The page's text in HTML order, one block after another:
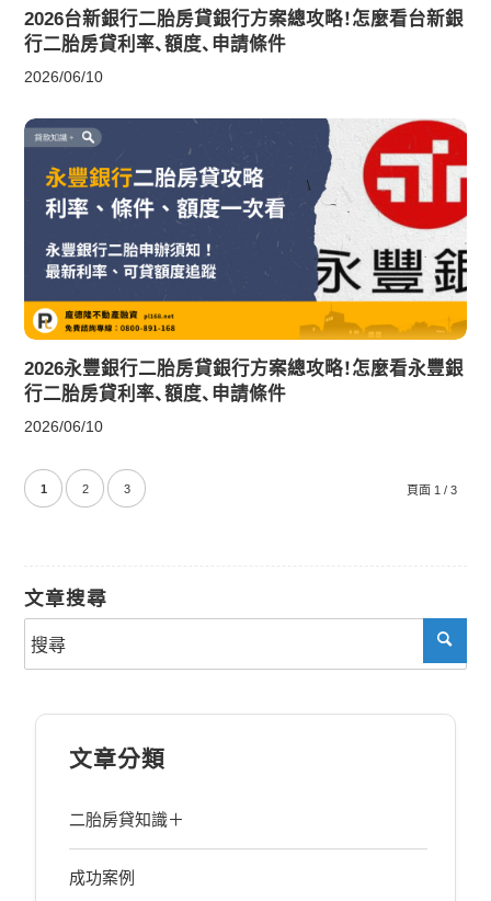
2026台新銀行二胎房貸銀行方案總攻略！怎麼看台新銀
行二胎房貸利率、額度、申請條件
2026/06/10
2026永豐銀行二胎房貸銀行方案總攻略！怎麼看永豐銀
行二胎房貸利率、額度、申請條件
2026/06/10
頁面 1 / 3
1 2 3
文章搜尋
文章分類
二胎房貸知識＋
成功案例